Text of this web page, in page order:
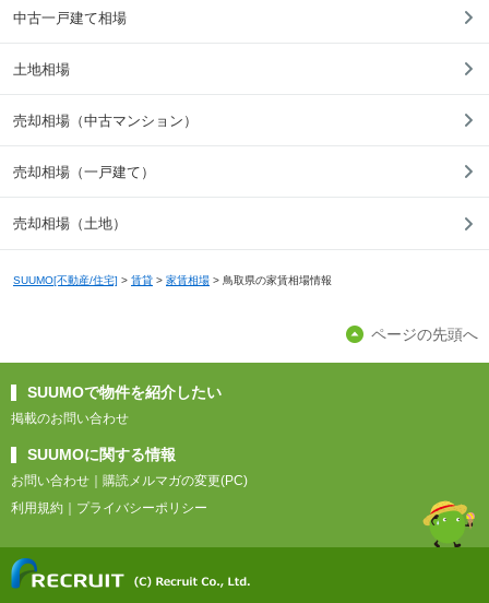
中古一戸建て相場
土地相場
売却相場（中古マンション）
売却相場（一戸建て）
売却相場（土地）
SUUMO[不動産/住宅] > 賃貸 > 家賃相場 > 鳥取県の家賃相場情報
ページの先頭へ
SUUMOで物件を紹介したい
掲載のお問い合わせ
SUUMOに関する情報
お問い合わせ
購読メルマガの変更(PC)
利用規約
プライバシーポリシー